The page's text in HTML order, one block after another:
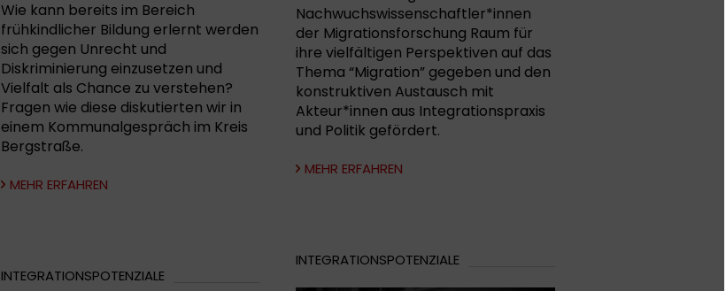
Nachwuchswissenschaftler*innen
der Migrationsforschung Raum für
ihre vielfältigen Perspektiven auf das
Thema “Migration” gegeben und den
konstruktiven Austausch mit
Akteur*innen aus Integrationspraxis
und Politik gefördert.
MEHR ERFAHREN
Wie kann bereits im Bereich
frühkindlicher Bildung erlernt werden
sich gegen Unrecht und
Diskriminierung einzusetzen und
Vielfalt als Chance zu verstehen?
Fragen wie diese diskutierten wir in
einem Kommunalgespräch im Kreis
Bergstraße.
MEHR ERFAHREN
INTEGRATIONSPOTENZIALE
INTEGRATIONSPOTENZIALE